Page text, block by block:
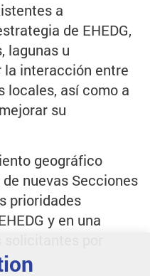
a
de EHEDG,
lagunas u
la interacción entre
locales, así como a
su
geográfico
nuevas Secciones
prioridades
y en una